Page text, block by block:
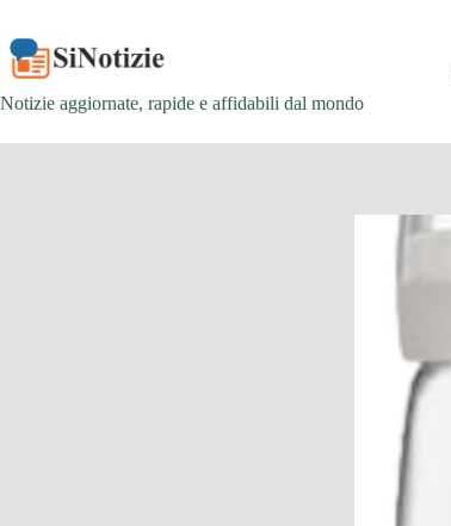
contenuto
Notizie aggiornate, rapide e affidabili dal mondo